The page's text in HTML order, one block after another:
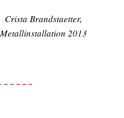
Crista Brandstaetter,
Metallinstallation 2013